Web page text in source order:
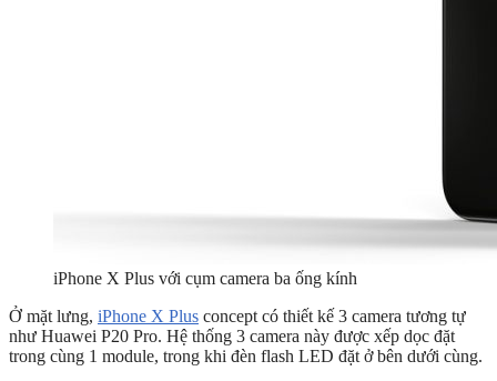
iPhone X Plus với cụm camera ba ống kính
Ở mặt lưng, iPhone X Plus concept có thiết kế 3 camera tương tự
như Huawei P20 Pro. Hệ thống 3 camera này được xếp dọc đặt
trong cùng 1 module, trong khi đèn flash LED đặt ở bên dưới cùng.